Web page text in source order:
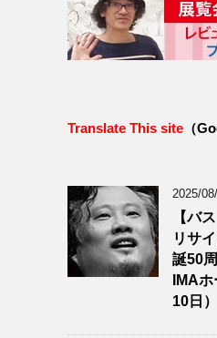
Translate This site （
2025/
【バ
リサ
誕50
IMA
10日）